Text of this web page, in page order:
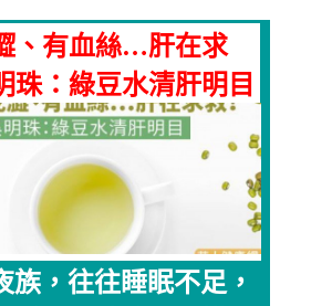
、有血絲…肝在求
珠：綠豆水清肝明目
族，往往睡眠不足，